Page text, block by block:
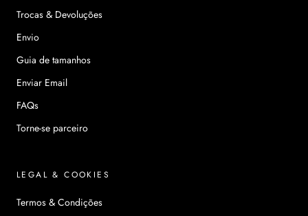
Trocas & Devoluções
Envio
Guia de tamanhos
Enviar Email
FAQs
Torne-se parceiro
LEGAL & COOKIES
Termos & Condições